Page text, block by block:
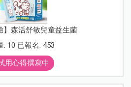
】森活舒敏兒童益生菌
: 10 已報名: 453
用心得撰寫中